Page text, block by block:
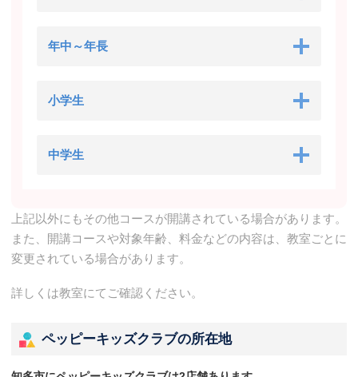
年中～年長
小学生
中学生
上記以外にもその他コースが開講されている場合があります。
また、開講コースや対象年齢、料金などの内容は、教室ごとに
変更されている場合があります。
詳しくは教室にてご確認ください。
ペッピーキッズクラブの所在地